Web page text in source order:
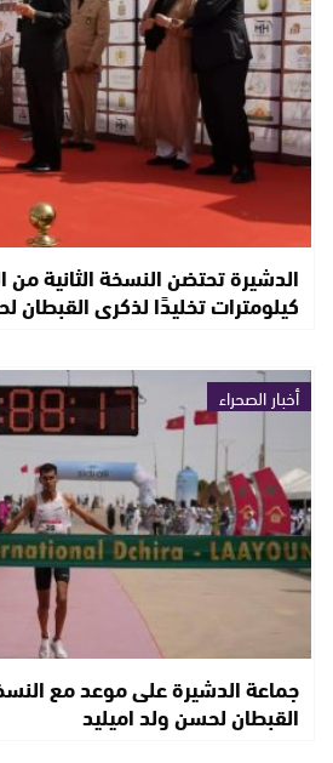
كيلومترات تخليدًا لذكرى
أخبار الصحراء
جماعة الدشيرة على موعد مع
القبطان لحسن ولد اميليد